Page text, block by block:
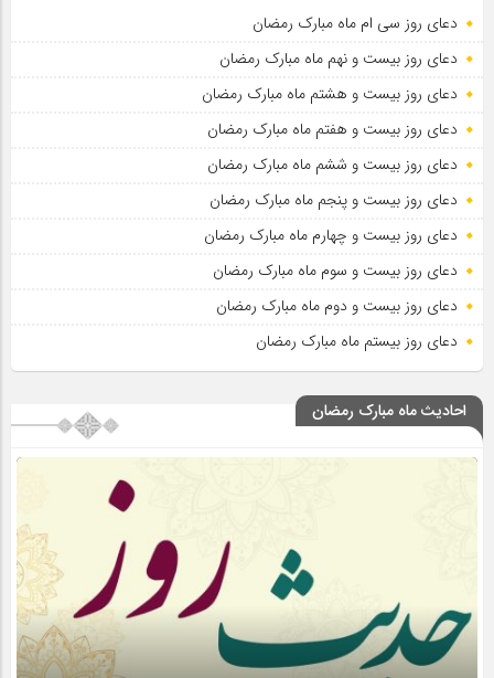
دعای روز سی ام ماه مبارک رمضان
دعای روز بیست و نهم ماه مبارک رمضان
دعای روز بیست و هشتم ماه مبارک رمضان
دعای روز بیست و هفتم ماه مبارک رمضان
دعای روز بیست و ششم ماه مبارک رمضان
دعای روز بیست و پنجم ماه مبارک رمضان
دعای روز بیست و چهارم ماه مبارک رمضان
دعای روز بیست و سوم ماه مبارک رمضان
دعای روز بیست و دوم ماه مبارک رمضان
دعای روز بیستم ماه مبارک رمضان
احادیث ماه مبارک رمضان